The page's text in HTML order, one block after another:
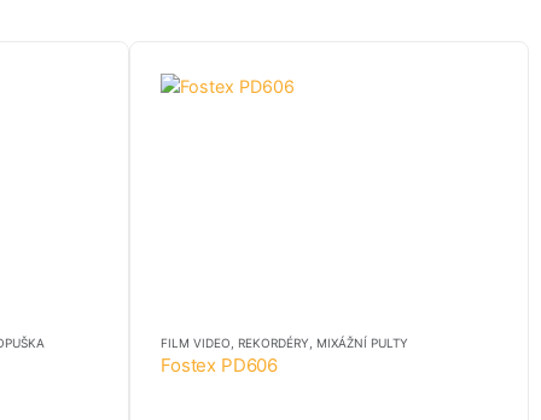
FILM VIDEO REKORDÉRY, MIXÁŽNÍ PULTY
Fostex PD606